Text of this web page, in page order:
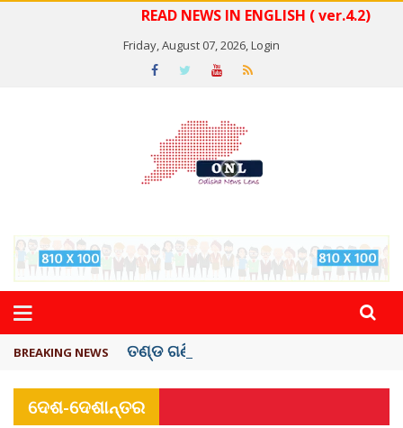
READ NEWS IN ENGLISH ( ver.4.2)
Friday, August 07, 2026,Login
BREAKING NEWS ତଣ୍ଡ ଗଣିବା ମେଟା, ଦେବ ୫ ହଜାର କୋଟିର
ଦେଶ-ଦେଶାନ୍ତର